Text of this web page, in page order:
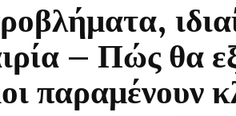
– Πώς θα
παραμένουν